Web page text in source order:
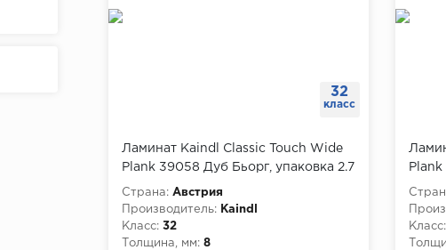
32
класс
Ламинат Kaindl Classic Touch Wide
Plank 39058 Дуб Бьорг, упаковка 2.7
м
Страна: Австрия
Производитель:
Kaindl
Класс: 32
Толщина, мм: 8
2.7 м
Класс: